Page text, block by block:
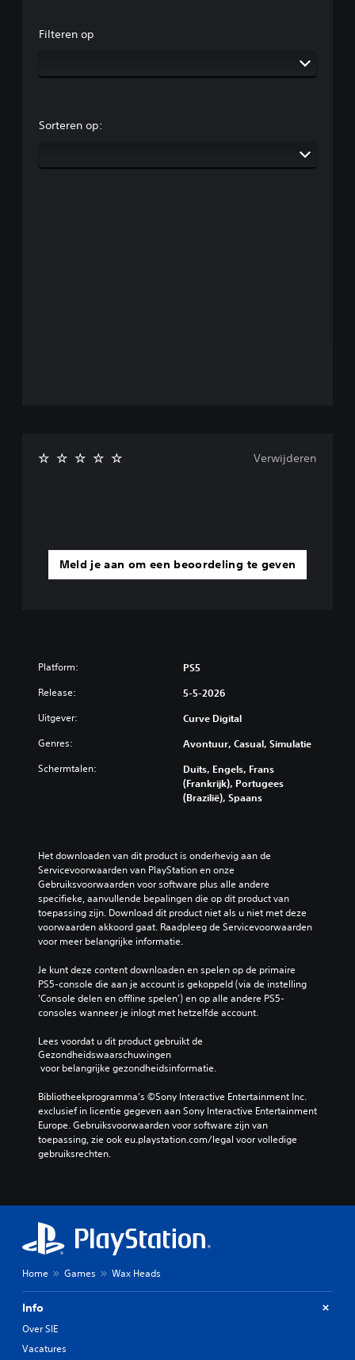
Filteren op
Sorteren op:
Meld je aan om een beoordeling te geven
Verwijderen
Platform: PS5
Release: 5-5-2026
Uitgever: Curve Digital
Genres: Avontuur, Casual, Simulatie
Schermtalen:
Duits, Engels, Frans
(Frankrijk), Portugees
(Brazilië), Spaans
Het downloaden van dit product is onderhevig aan de
Servicevoorwaarden van PlayStation en onze
Gebruiksvoorwaarden voor software plus alle andere
specifieke, aanvullende bepalingen die op dit product van
toepassing zijn. Download dit product niet als u niet met deze
voorwaarden akkoord gaat. Raadpleeg de Servicevoorwaarden
voor meer belangrijke informatie.
Je kunt deze content downloaden en spelen op de primaire
PS5-console die aan je account is gekoppeld (via de instelling
'Console delen en offline spelen') en op alle andere PS5-
consoles wanneer je inlogt met hetzelfde account.
Lees voordat u dit product gebruikt de
Gezondheidswaarschuwingen
voor belangrijke gezondheidsinformatie.
Bibliotheekprogramma's ©Sony Interactive Entertainment Inc.
exclusief in licentie gegeven aan Sony Interactive Entertainment
Europe. Gebruiksvoorwaarden voor software zijn van
toepassing, zie ook eu.playstation.com/legal voor volledige
gebruiksrechten.
Home Games Wax Heads
Info
Over SIE
Vacatures